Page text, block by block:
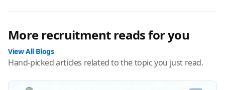
More recruitment reads for you
View All Blogs
Hand-picked articles related to the topic you just read.